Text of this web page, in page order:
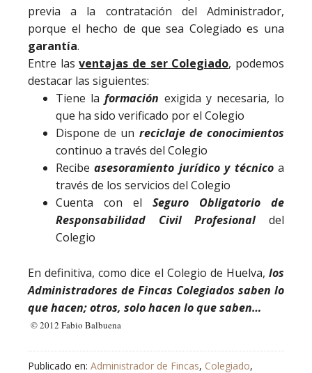
previa a la contratación del Administrador,
porque el hecho de que sea Colegiado es una
garantía.
Entre lasventajas de ser Colegiado, podemos
destacar las siguientes:
Tiene laformación exigida y necesaria, lo
que ha sido verificado por el Colegio
Dispone de un reciclaje de conocimientos
continuo a través del Colegio
Recibeasesoramiento jurídico y técnicoa
través de los servicios del Colegio
Cuenta con el Seguro Obligatorio de
Responsabilidad Civil Profesionaldel
Colegio
En definitiva, como dice el Colegio de Huelva, los
Administradores de Fincas Colegiados saben lo
que hacen; otros, solo hacen lo que saben…
© 2012 Fabio Balbuena
Publicado en: Administrador de Fincas, Colegiado,